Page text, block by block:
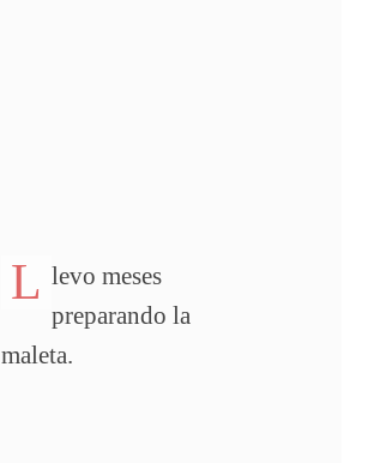
L levo meses
preparando la
maleta.